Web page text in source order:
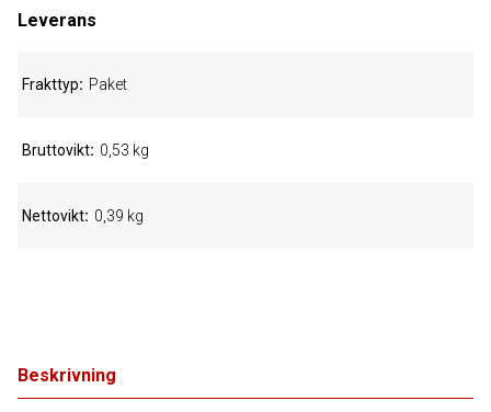
Beskrivning
Leverans
Frakttyp Paket
Bruttovikt 0,53 kg
Nettovikt 0,39 kg